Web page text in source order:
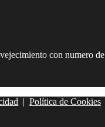
con numero de
| Política de Cookies